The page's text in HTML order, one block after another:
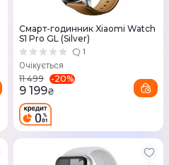
Смарт-годинник Xiaomi Watch
S1 Pro GL (Silver)
1
Очікується
11 499 -20%
9 199₴